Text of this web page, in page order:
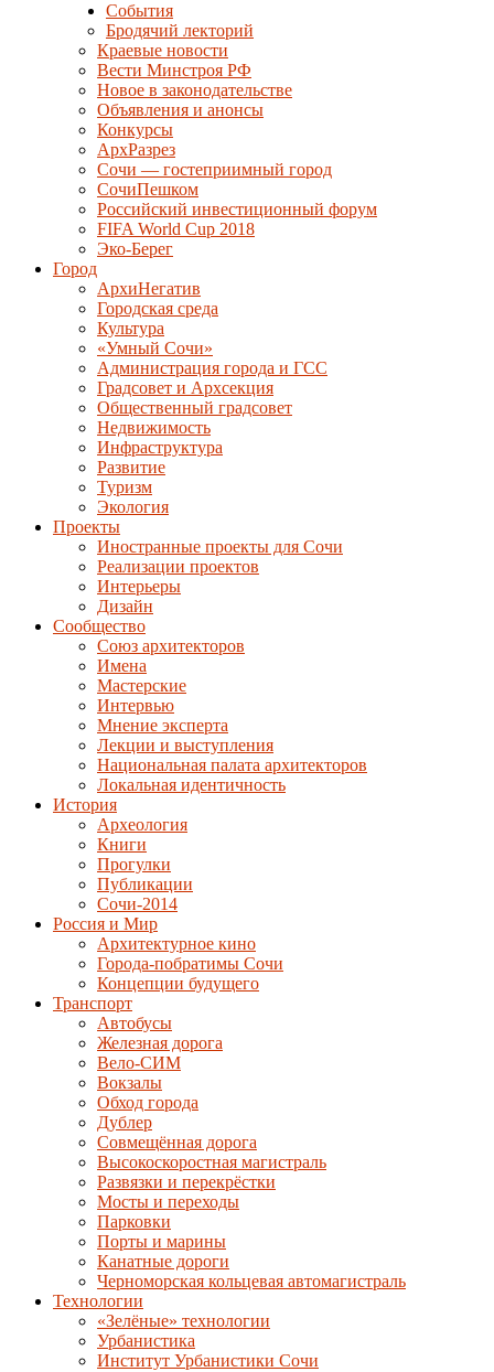
События
Бродячий лекторий
Краевые новости
Вести Минстроя РФ
Новое в законодательстве
Объявления и анонсы
Конкурсы
АрхРазрез
Сочи — гостеприимный город
СочиПешком
Российский инвестиционный форум
FIFA World Cup 2018
Эко-Берег
Город
АрхиНегатив
Городская среда
Культура
«Умный Сочи»
Администрация города и ГСС
Градсовет и Архсекция
Общественный градсовет
Недвижимость
Инфраструктура
Развитие
Туризм
Экология
Проекты
Иностранные проекты для Сочи
Реализации проектов
Интерьеры
Дизайн
Сообщество
Союз архитекторов
Имена
Мастерские
Интервью
Мнение эксперта
Лекции и выступления
Национальная палата архитекторов
Локальная идентичность
История
Археология
Книги
Прогулки
Публикации
Сочи-2014
Россия и Мир
Архитектурное кино
Города-побратимы Сочи
Концепции будущего
Транспорт
Автобусы
Железная дорога
Вело-СИМ
Вокзалы
Обход города
Дублер
Совмещённая дорога
Высокоскоростная магистраль
Развязки и перекрёстки
Мосты и переходы
Парковки
Порты и марины
Канатные дороги
Черноморская кольцевая автомагистраль
Технологии
«Зелёные» технологии
Урбанистика
Институт Урбанистики Сочи